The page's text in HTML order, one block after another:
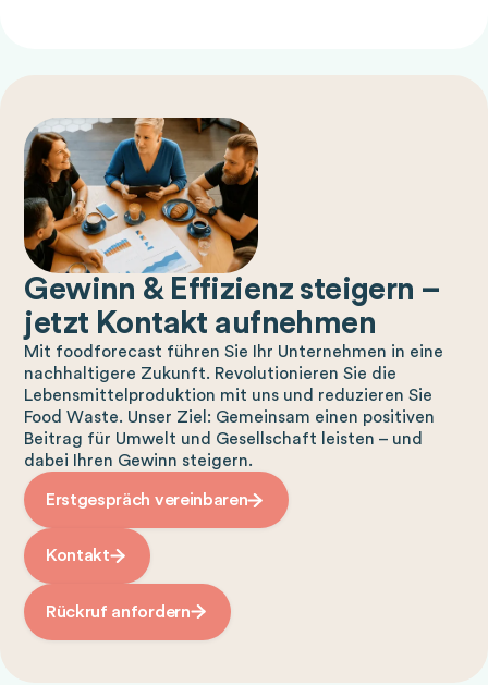
Gewinn & Effizienz steigern –
jetzt Kontakt aufnehmen
Mit foodforecast führen Sie Ihr Unternehmen in eine
nachhaltigere Zukunft. Revolutionieren Sie die
Lebensmittelproduktion mit uns und reduzieren Sie
Food Waste. Unser Ziel: Gemeinsam einen positiven
Beitrag für Umwelt und Gesellschaft leisten – und
dabei Ihren Gewinn steigern.
Erstgespräch vereinbaren
Kontakt
Rückruf anfordern